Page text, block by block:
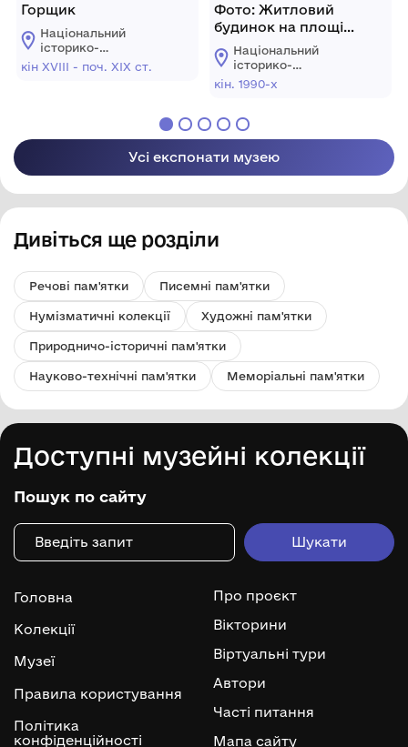
Горщик
Національний
історико-
архітектурний
кін XVIІІ - поч. XIX ст.
Фото: Житловий
будинок на площі
Польський ринок, 3 в м.
Кам’янці-
Подільському, кінець
Національний
історико-
архітектурний
кін. 1990-х
Усі експонати музею
Дивіться ще розділи
Речові пам'ятки Писемні пам'ятки
Нумізматичні колекції Художні пам'ятки
Природничо-історичні пам'ятки
Науково-технічні пам'ятки Меморіальні пам'ятки
Доступні музейні колекції
Пошук по сайту
Головна
Колекції
Музеї
Правила користування
Політика
конфіденційності
Про проєкт
Вікторини
Віртуальні тури
Автори
Часті питання
Мапа сайту